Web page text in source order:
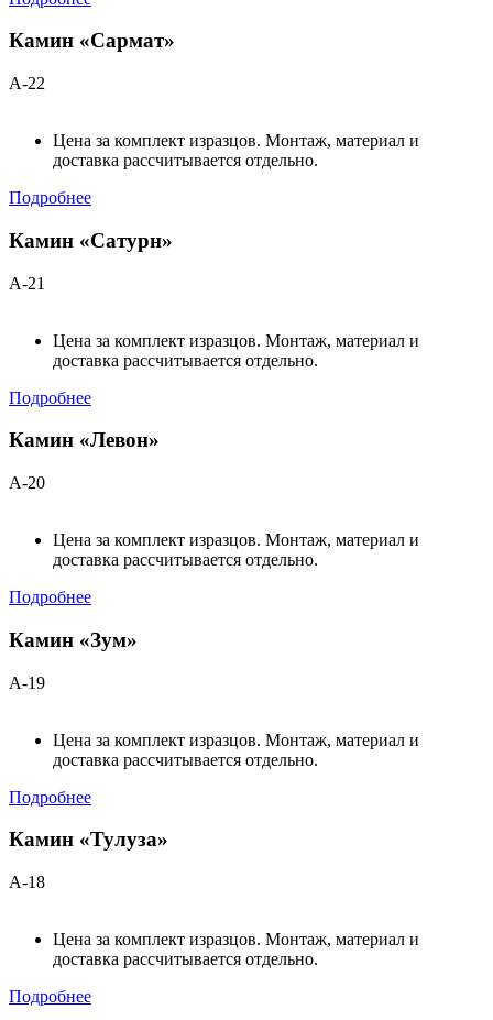
Камин «Сармат»
А-22
Цена за комплект изразцов. Монтаж, материал и
доставка рассчитывается отдельно.
Подробнее
Камин «Сатурн»
А-21
Цена за комплект изразцов. Монтаж, материал и
доставка рассчитывается отдельно.
Подробнее
Камин «Левон»
А-20
Цена за комплект изразцов. Монтаж, материал и
доставка рассчитывается отдельно.
Подробнее
Камин «Зум»
А-19
Цена за комплект изразцов. Монтаж, материал и
доставка рассчитывается отдельно.
Подробнее
Камин «Тулуза»
А-18
Цена за комплект изразцов. Монтаж, материал и
доставка рассчитывается отдельно.
Подробнее